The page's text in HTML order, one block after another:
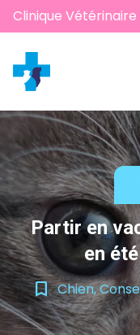
Clinique
chevron_left
Partir en
en
bookmark_border Chien,